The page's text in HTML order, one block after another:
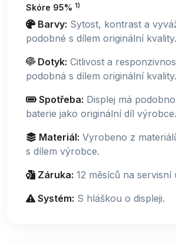
Skóre 95% 1)
Barvy: Sytost, kontrast a
podobné s dílem originální kvality.
Dotyk: Citlivost a
podobná s dílem originální kvality.
Spotřeba: Displej má
baterie jako originální díl výrobce.
Materiál: Vyrobeno z
s dílem výrobce.
Záruka: 12 měsíců na servisní
Systém: S hláškou o displeji.